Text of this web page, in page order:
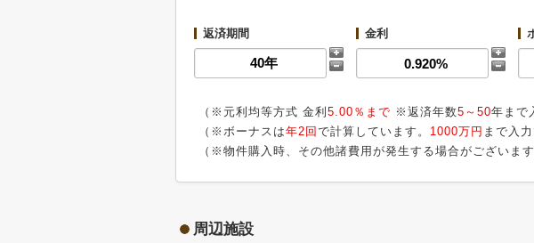
返済期間 金利
（※元利均等方式 金利 5.00％まで ※返済年数5～50年まで
（※ボーナスは年2回 で計算しています。 1000万円 まで入
（※物件購入時、その他諸費用が発生する場合がございます
周辺施設